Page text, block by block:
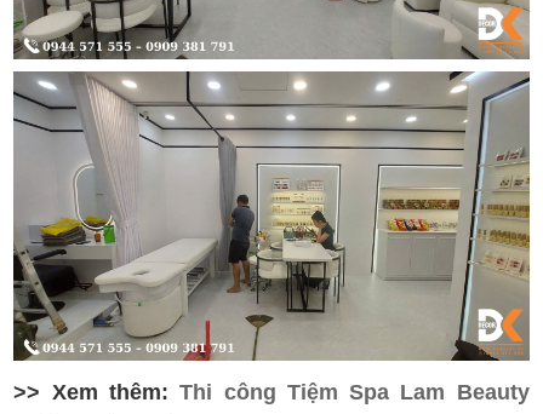
>> Xem thêm:Thi công Tiệm Spa Lam Beauty